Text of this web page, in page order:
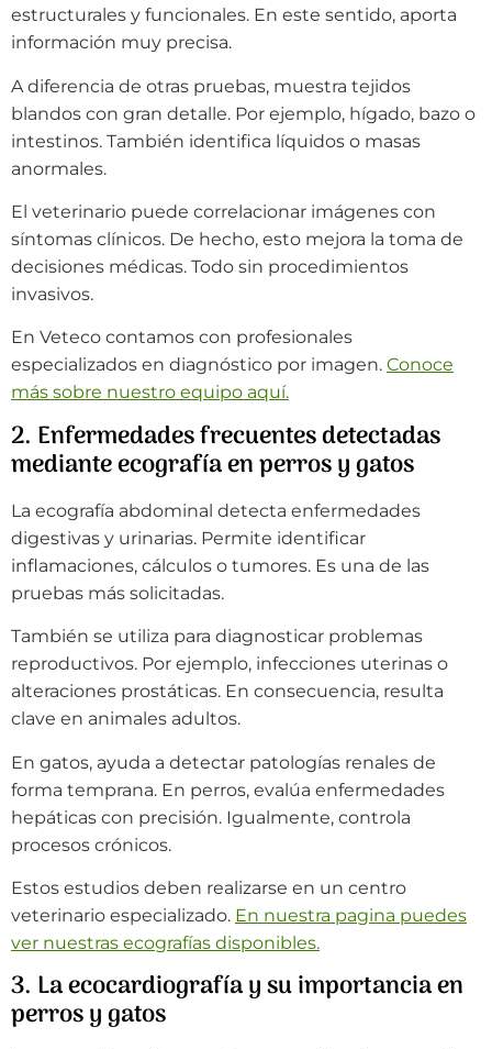
estructurales y funcionales. En este sentido, aporta
información muy precisa.
A diferencia de otras pruebas, muestra tejidos
blandos con gran detalle. Por ejemplo, hígado, bazo o
intestinos. También identifica líquidos o masas
anormales.
El veterinario puede correlacionar imágenes con
síntomas clínicos. De hecho, esto mejora la toma de
decisiones médicas. Todo sin procedimientos
invasivos.
En Veteco contamos con profesionales
especializados en diagnóstico por imagen. Conoce
más sobre nuestro equipo aquí.
2. Enfermedades frecuentes detectadas
mediante ecografía en perros y gatos
La ecografía abdominal detecta enfermedades
digestivas y urinarias. Permite identificar
inflamaciones, cálculos o tumores. Es una de las
pruebas más solicitadas.
También se utiliza para diagnosticar problemas
reproductivos. Por ejemplo, infecciones uterinas o
alteraciones prostáticas. En consecuencia, resulta
clave en animales adultos.
En gatos, ayuda a detectar patologías renales de
forma temprana. En perros, evalúa enfermedades
hepáticas con precisión. Igualmente, controla
procesos crónicos.
Estos estudios deben realizarse en un centro
veterinario especializado. En nuestra pagina puedes
ver nuestras ecografías disponibles.
3. La ecocardiografía y su importancia en
perros y gatos